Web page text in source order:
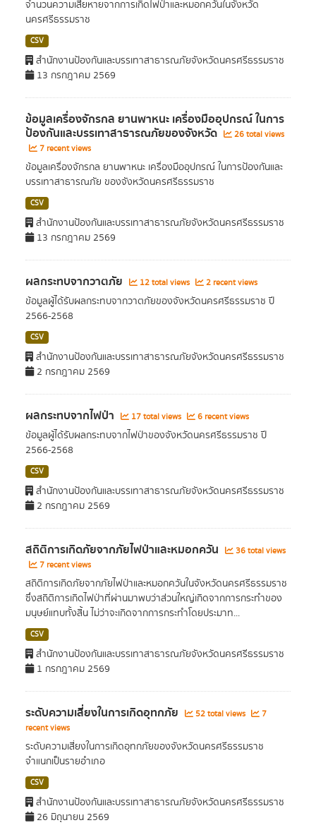
จำนวนความเสียหายจากการเกิดไฟป่าและหมอกควันในจังหวัด
นครศรีธรรมราช
CSV
สำนักงานป้องกันและบรรเทาสาธารณภัยจังหวัดนครศรีธรรมราช
13 กรกฎาคม 2569
ข้อมูลเครื่องจักรกล ยานพาหนะ เครื่องมืออุปกรณ์ ในการ
ป้องกันและบรรเทาสาธารณภัยของจังหวัด
26 total views
7 recent views
ข้อมูลเครื่องจักรกล ยานพาหนะ เครื่องมืออุปกรณ์ ในการป้องกันและ
บรรเทาสาธารณภัย ของจังหวัดนครศรีธรรมราช
CSV
สำนักงานป้องกันและบรรเทาสาธารณภัยจังหวัดนครศรีธรรมราช
13 กรกฎาคม 2569
ผลกระทบจากวาตภัย 12 total views 2 recent views
ข้อมูลผู้ได้รับผลกระทบจากวาตภัยของจังหวัดนครศรีธรรมราช ปี
2566-2568
CSV
สำนักงานป้องกันและบรรเทาสาธารณภัยจังหวัดนครศรีธรรมราช
2 กรกฎาคม 2569
ผลกระทบจากไฟป่า 17 total views 6 recent views
ข้อมูลผู้ได้รับผลกระทบจากไฟป่าของจังหวัดนครศรีธรรมราช ปี
2566-2568
CSV
สำนักงานป้องกันและบรรเทาสาธารณภัยจังหวัดนครศรีธรรมราช
2 กรกฎาคม 2569
สถิติการเกิดภัยจากภัยไฟป่าและหมอกควัน
36 total views
7 recent views
สถิติการเกิดภัยจากภัยไฟป่าและหมอกควันในจังหวัดนครศรีธรรมราช
ซึ่งสถิติการเกิดไฟป่าที่ผ่านมาพบว่าส่วนใหญ่เกิดจากการกระทำของ
มนุษย์แทบทั้งสิ้น ไม่ว่าจะเกิดจากการกระทำโดยประมาท...
CSV
สำนักงานป้องกันและบรรเทาสาธารณภัยจังหวัดนครศรีธรรมราช
1 กรกฎาคม 2569
ระดับความเสี่ยงในการเกิดอุทกภัย 52 total views
7
recent views
ระดับความเสี่ยงในการเกิดอุทกภัยของจังหวัดนครศรีธรรมราช
จำแนกเป็นรายอำเภอ
CSV
สำนักงานป้องกันและบรรเทาสาธารณภัยจังหวัดนครศรีธรรมราช
26 มิถุนายน 2569